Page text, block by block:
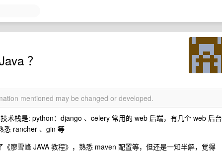
？
mentioned may be changed or developed.
术栈是: python：django 、celery 常用的 web 后端，有几个 web 后台
悉 rancher 、gin 等
廖雪峰 JAVA 教程》，熟悉 maven 配置等，但还是一知半解，觉得